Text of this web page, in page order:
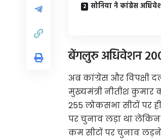
सोनिया ने कांग्रेस
बेंगलुरु अधिवेशन
अब कांग्रेस और विपक्षी
मुख्यमंत्री नीतीश कुमार
255 लोकसभा सीटों पर
पर चुनाव लड़ा था लेकिन
कम सीटों पर चुनाव लड़ने